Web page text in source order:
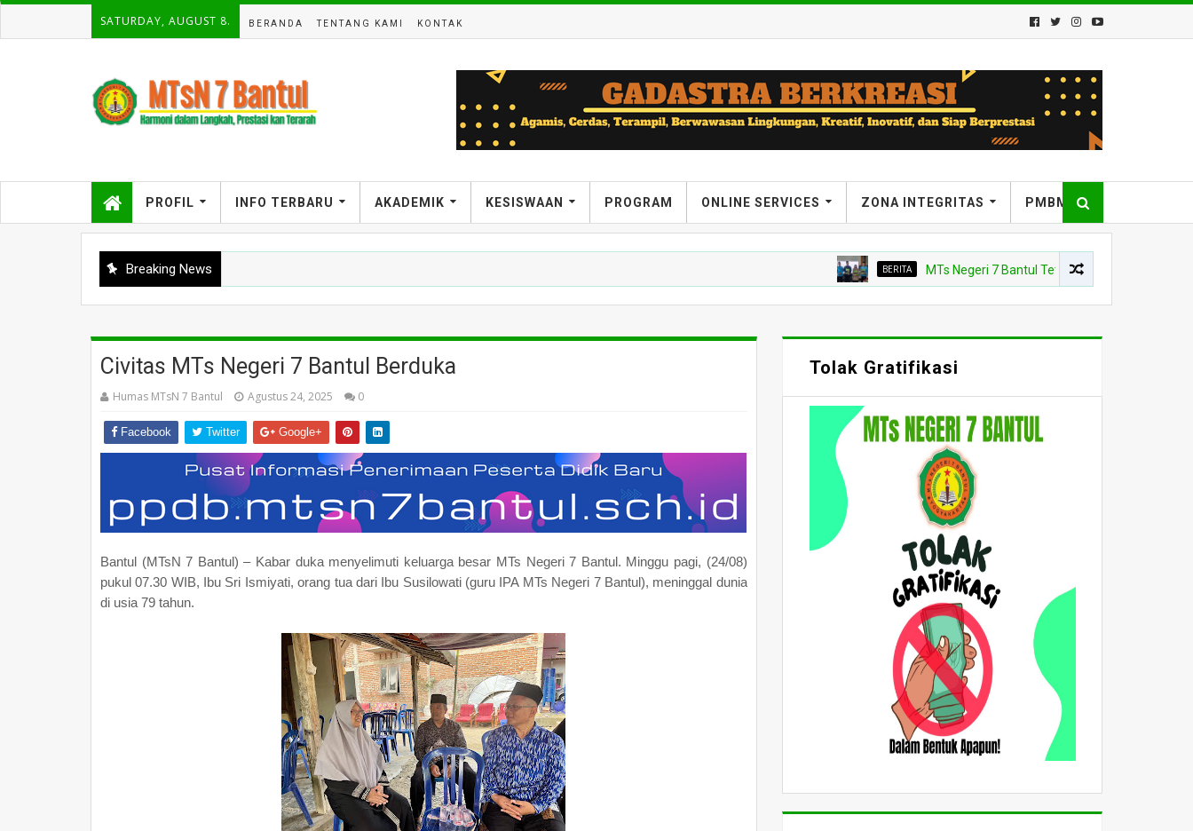
SATURDAY, AUGUST 8. BERANDA TENTANG KAMI KONTAK
PROFIL INFO TERBARU AKADEMIK KESISWAAN PROGRAM ONLINE SERVICES ZONA INTEGRITAS PMBM
Breaking News BERITA MTs Negeri 7 Bantul Tetapkan Tiga Agen Perubahan,
MTsN 7 Bantul Kobarkan Semangat Riset Siswa Kelas VII
Civitas MTs Negeri 7 Bantul Berduka
Humas MTsN 7 Bantul Agustus 24, 2025 0
Facebook Twitter Google+
Bantul (MTsN 7 Bantul) – Kabar duka menyelimuti keluarga besar MTs Negeri 7 Bantul. Minggu pagi, (24/08)
pukul 07.30 WIB, Ibu Sri Ismiyati, orang tua dari Ibu Susilowati (guru IPA MTs Negeri 7 Bantul), meninggal dunia
di usia 79 tahun.
Tolak Gratifikasi